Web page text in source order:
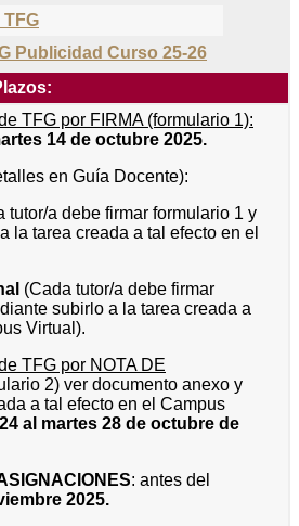
Publicidad Curso 25-26
TFG por FIRMA (formulario 1):
14 de octubre 2025.
en Guía Docente):
tutor/a debe firmar formulario 1 y
la tarea creada a tal efecto en el
(Cada tutor/a debe firmar
subirlo a la tarea creada a
Virtual).
TFG por NOTA DE
2) ver documento anexo y
a tal efecto en el Campus
al martes 28 de octubre de
: antes del
2025.